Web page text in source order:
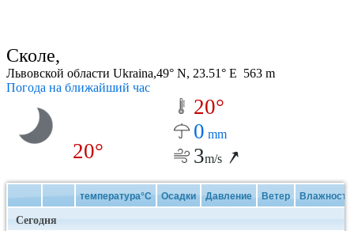
Сколе,
Львовской области Ukraina,49° N, 23.51° E 563 m
Погода на ближайший час
20°
20°
0 mm
3m/s
температура°C Осадки Давление Ветер Влажность
Сегодня